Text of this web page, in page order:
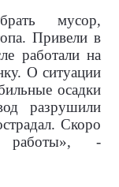
мусор,
Привели в
работали на
О ситуации
осадки
разрушили
Скоро
работы», -